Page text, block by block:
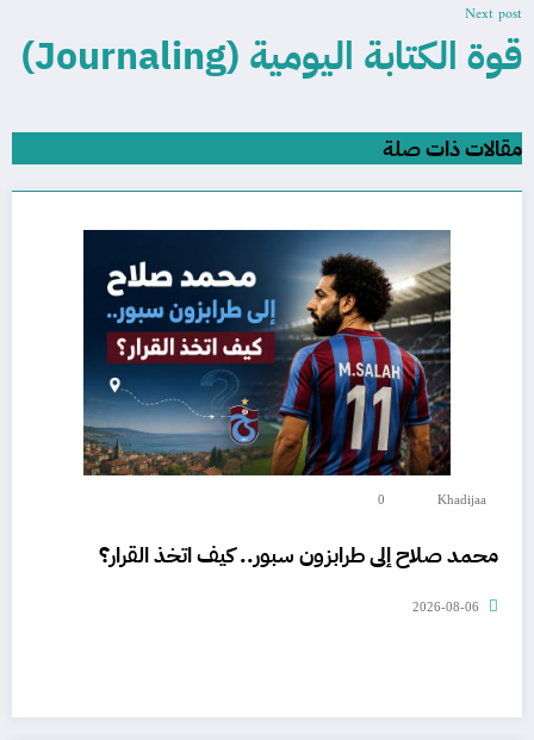
Next post
قوة الكتابة اليومية (Journaling)
مقالات ذات صلة
Khadijaa
0
محمد صلاح إلى طرابزون سبور.. كيف اتخذ القرار؟
2026-08-06